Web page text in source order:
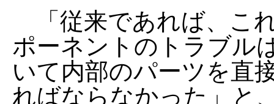
「従来であれば、こ
ポーネントのトラブル
いて内部のパーツを直
ればならなかった」と